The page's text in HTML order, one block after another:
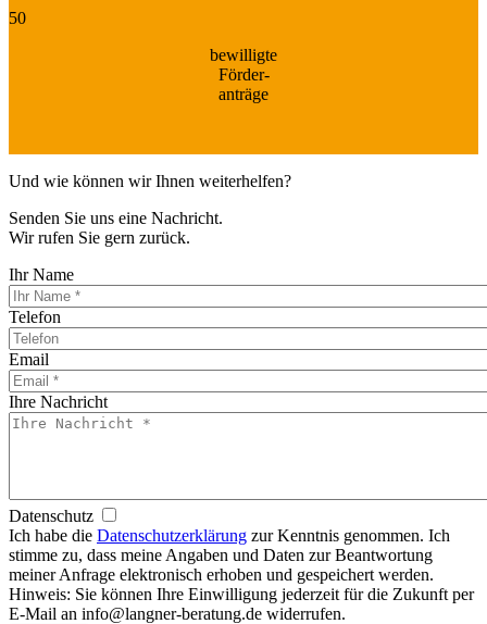
50
bewilligte
Förder-
anträge
Und wie können wir Ihnen weiterhelfen?
Senden Sie uns eine Nachricht.
Wir rufen Sie gern zurück.
Ihr Name
Telefon
Email
Ihre Nachricht
Datenschutz
Ich habe die Datenschutzerklärung zur Kenntnis genommen. Ich
stimme zu, dass meine Angaben und Daten zur Beantwortung
meiner Anfrage elektronisch erhoben und gespeichert werden.
Hinweis: Sie können Ihre Einwilligung jederzeit für die Zukunft per
E-Mail an info@langner-beratung.de widerrufen.